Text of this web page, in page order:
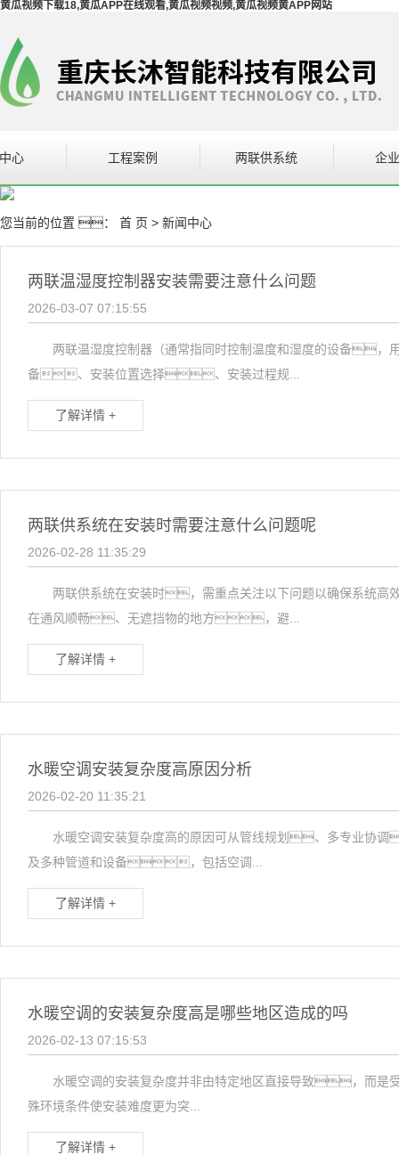
黄瓜视频下载18,黄瓜APP在线观看,黄瓜视频视频,黄瓜视频黄APP网站
心
备
工程案例 两联供系统 企
您当前的位置 ： 首 页 > 新闻中心
两联温湿度控制器安装需要注意什么问题
2026-03-07 07:15:55
两联温湿度控制器（通常指同时控制温度和湿度的设备
备、安装位置选择、安装过程规...
了解详情 +
两联供系统在安装时需要注意什么问题呢
2026-02-28 11:35:29
两联供系统在安装时，需重点关注以下问题以确保
在通风顺畅、无遮挡物的地方，避...
了解详情 +
水暖空调安装复杂度高原因分析
2026-02-20 11:35:21
水暖空调安装复杂度高的原因可从管线规划、多专业
及多种管道和设备，包括空调...
了解详情 +
水暖空调的安装复杂度高是哪些地区造成的吗
2026-02-13 07:15:53
水暖空调的安装复杂度并非由特定地区直接导致，而
殊环境条件使安装难度更为突...
了解详情 +